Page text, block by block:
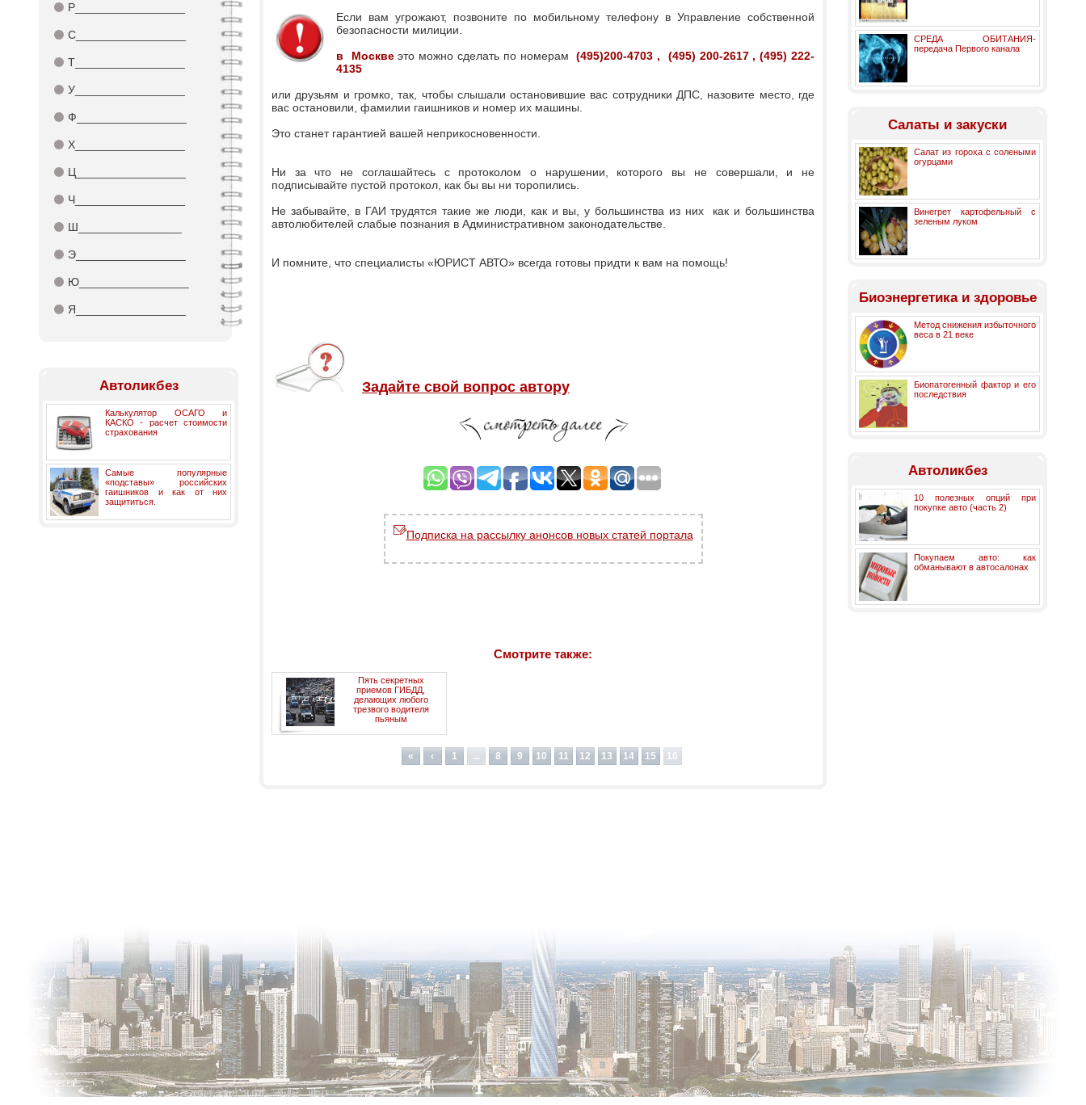
⚫ Р_________________
⚫ С_________________
⚫ Т_________________
⚫ У_________________
⚫ Ф_________________
⚫ Х_________________
⚫ Ц_________________
⚫ Ч_________________
⚫ Ш________________
⚫ Э_________________
⚫ Ю_________________
⚫ Я_________________
Автоликбез
Калькулятор ОСАГО и
КАСКО - расчет стоимости
страхования
Самые популярные
«подставы» российских
гаишников и как от них
защититься.
Если вам угрожают, позвоните по мобильному телефону в Управление собственной
безопасности милиции.
в Москве это можно сделать по номерам(495)200-4703 , (495) 200-2617 , (495) 222-
4135
или друзьям и громко, так, чтобы слышали остановившие вас сотрудники ДПС, назовите место, где
вас остановили, фамилии гаишников и номер их машины.
Это станет гарантией вашей неприкосновенности.
Ни за что не соглашайтесь с протоколом о нарушении, которого вы не совершали, и не
подписывайте пустой протокол, как бы вы ни торопились.
Не забывайте, в ГАИ трудятся такие же люди, как и вы, у большинства из них как и большинства
автолюбителей слабые познания в Административном законодательстве.
И помните, что специалисты «ЮРИСТ АВТО» всегда готовы придти к вам на помощь!
Задайте свой вопрос автору
Подписка на рассылку анонсов новых статей портала
Смотрите также:
Пять секретных
приемов ГИБДД,
делающих любого
трезвого водителя
пьяным
« ‹ 1 ... 8 9 10 11 12 13 14 15 16
СРЕДА ОБИТАНИЯ-
передача Первого канала
Салаты и закуски
Салат из гороха с солеными
огурцами
Винегрет картофельный с
зеленым луком
Биоэнергетика и здоровье
Метод снижения избыточного
веса в 21 веке
Биопатогенный фактор и его
последствия
Автоликбез
10 полезных опций при
покупке авто (часть 2)
Покупаем авто: как
обманывают в автосалонах